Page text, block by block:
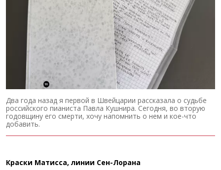
Два года назад я первой в Швейцарии рассказала о судьбе
российского пианиста Павла Кушнира. Сегодня, во вторую
годовщину его смерти, хочу напомнить о нем и кое-что
добавить.
Краски Матисса, линии Сен-Лорана